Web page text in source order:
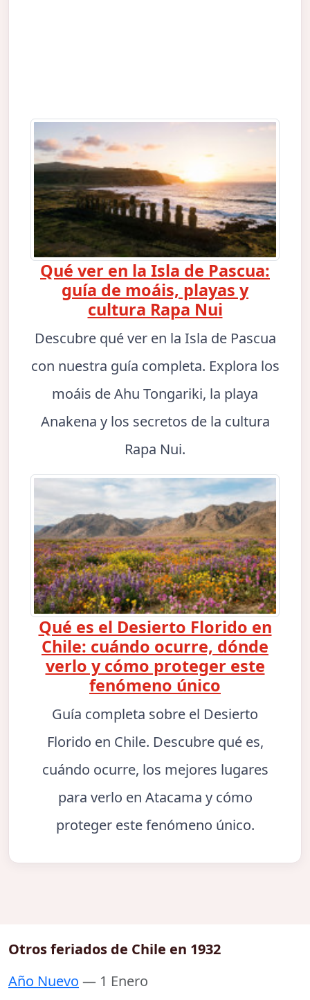
Qué ver en la Isla de Pascua:
guía de moáis, playas y
cultura Rapa Nui
Descubre qué ver en la Isla de Pascua
con nuestra guía completa. Explora los
moáis de Ahu Tongariki, la playa
Anakena y los secretos de la cultura
Rapa Nui.
Qué es el Desierto Florido en
Chile: cuándo ocurre, dónde
verlo y cómo proteger este
fenómeno único
Guía completa sobre el Desierto
Florido en Chile. Descubre qué es,
cuándo ocurre, los mejores lugares
para verlo en Atacama y cómo
proteger este fenómeno único.
Otros feriados de Chile en 1932
Año Nuevo — 1 Enero